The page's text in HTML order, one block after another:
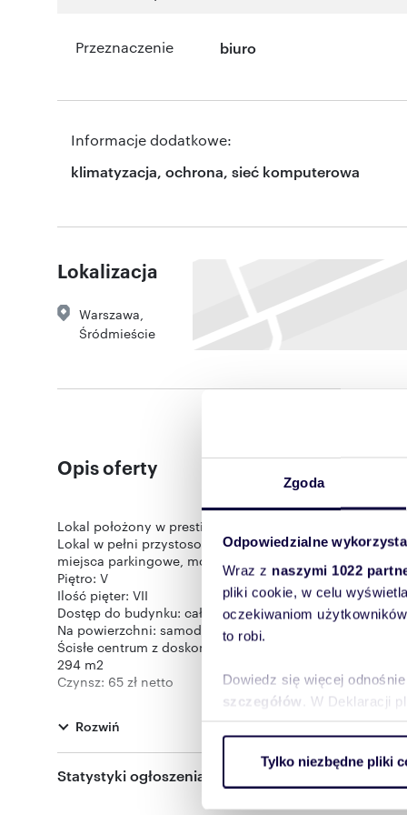
Zgoda
Odpowiedzialne
Wraz z naszymi 1022
pliki cookie, w celu
oczekiwaniom
to robi.
Dowiedz się więcej
szczegółów . W Deklaracji
ruch w naszej witrynie.
reklamowym i
uzyskanymi podczas
Tylko niezbędne pliki
Przeznaczenie biuro
Informacje dodatkowe:
klimatyzacja, ochrona, sieć komputerowa
Lokalizacja
Warszawa,
Śródmieście
Opis oferty
Lokal położony w prestiżowym budynku biurowym -
Lokal w pełni przystosowany do prowadzenia
miejsca parkingowe, monitoring i ochrona.
Piętro: V
Ilość pięter: VII
Dostęp do budynku: całodobowo, 7 dni w tygodniu, 24h
Na powierzchni: samodzielna kuchnia i toaleta.
Ścisłe centrum z doskonałą komunikacją.
294 m2
Czynsz: 65 zł netto
Opłata eksploatacyjna: 23 zł netto / m2Samodzielny
Akceptujemy również działalność typu Hostel
Czynsz: 65 zł. netto / mkw
Opłata eksploatacyjna: 23 zł netto / mkw
+ energia elektryczna według wskazania licznika
Dostępność lokalu: 1.03.2024 r.
Rozwiń
Statystyki ogłoszenia: